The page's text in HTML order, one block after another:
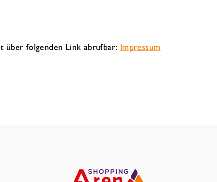
über folgenden Link abrufbar: Impressum